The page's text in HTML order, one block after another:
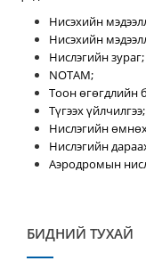
Нисэхийн
Нисэхийн
Нислэгийн зураг;
NOTAM;
Тоон өгөгдлийн
Түгээх үйлчилгээ;
Нислэгийн
Нислэгийн
Аэродромын
БИДНИЙ ТУХАЙ